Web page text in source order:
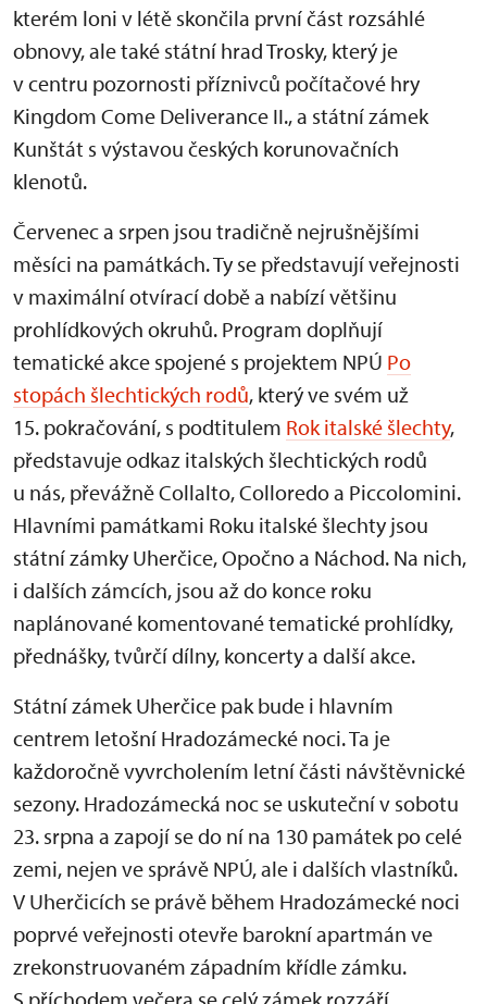
kterém loni v létě skončila první část rozsáhlé
obnovy, ale také státní hrad Trosky, který je
v centru pozornosti příznivců počítačové hry
Kingdom Come Deliverance II., a státní zámek
Kunštát s výstavou českých korunovačních
klenotů.
Červenec a srpen jsou tradičně nejrušnějšími
měsíci na památkách. Ty se představují veřejnosti
v maximální otvírací době a nabízí většinu
prohlídkových okruhů. Program doplňují
tematické akce spojené s projektem NPÚ Po
stopách šlechtických rodů, který ve svém už
15. pokračování, s podtitulem Rok italské šlechty,
představuje odkaz italských šlechtických rodů
u nás, převážně Collalto, Colloredo a Piccolomini.
Hlavními památkami Roku italské šlechty jsou
státní zámky Uherčice, Opočno a Náchod. Na nich,
i dalších zámcích, jsou až do konce roku
naplánované komentované tematické prohlídky,
přednášky, tvůrčí dílny, koncerty a další akce.
Státní zámek Uherčice pak bude i hlavním
centrem letošní Hradozámecké noci. Ta je
každoročně vyvrcholením letní části návštěvnické
sezony. Hradozámecká noc se uskuteční v sobotu
23. srpna a zapojí se do ní na 130 památek po celé
zemi, nejen ve správě NPÚ, ale i dalších vlastníků.
V Uherčicích se právě během Hradozámecké noci
poprvé veřejnosti otevře barokní apartmán ve
zrekonstruovaném západním křídle zámku.